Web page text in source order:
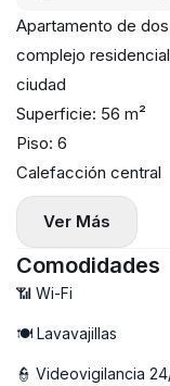
Apartamento de
complejo
ciudad
Superficie: 56 m²
Piso: 6
Calefacción central
Aire acondicionado,
Balcón
Estacionamiento en
Ver Más
Comodidades
📶 Wi-Fi
🍽️ Lavavajillas
👮 Videovigilancia